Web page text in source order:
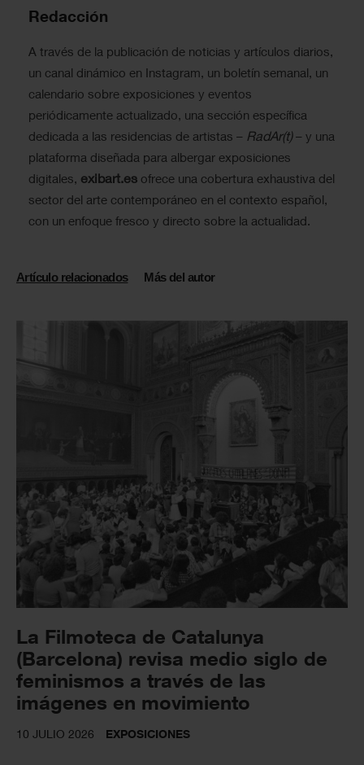
Redacción
A través de la publicación de noticias y artículos diarios,
un canal dinámico en Instagram, un boletín semanal, un
calendario sobre exposiciones y eventos
periódicamente actualizado, una sección específica
dedicada a las residencias de artistas – RadAr(t)– y una
plataforma diseñada para albergar exposiciones
digitales, exibart.es ofrece una cobertura exhaustiva del
sector del arte contemporáneo en el contexto español,
con un enfoque fresco y directo sobre la actualidad.
Artículo relacionados Más del autor
La Filmoteca de Catalunya
(Barcelona) revisa medio siglo de
feminismos a través de las
imágenes en movimiento
10 JULIO 2026 EXPOSICIONES